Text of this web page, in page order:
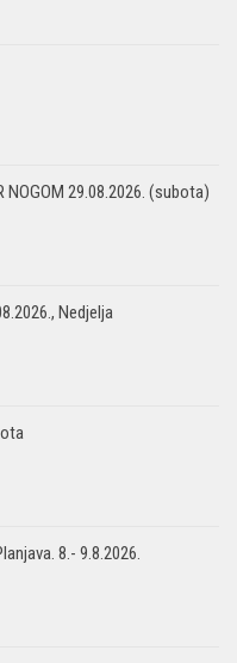
NOGOM 29.08.2026. (subota)
Nedjelja
8.- 9.8.2026.